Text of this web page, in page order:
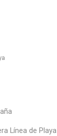
Línea de Playa